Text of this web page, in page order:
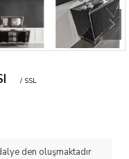
/ SSL
den oluşmaktadır